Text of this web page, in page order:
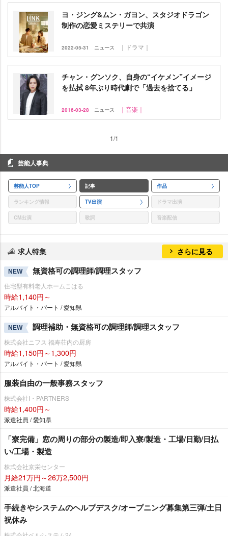
ヨ・ジング&ムン・ガヨン、スタジオドラゴン
制作の恋愛ミステリーで共演
2022-05-31 ニュース ｜ドラマ｜
チャン・グンソク、自身の“イケメン”イメージ
を払拭 8年ぶり時代劇で「過去を捨てる」
2016-03-28 ニュース ｜音楽｜
1/1
芸能人事典
芸能人TOP 記事 作品
ランキング情報 TV出演 ドラマ出演
CM出演 歌詞 音楽配信
求人特集 さらに見る
NEW 無資格可の調理師/調理スタッフ
住宅型有料老人ホームこはる
時給1,140円～
アルバイト・パート / 愛知県
NEW 調理補助・無資格可の調理師/調理スタッフ
株式会社ニフス 福寿荘内の厨房
時給1,150円～1,300円
アルバイト・パート / 愛知県
服装自由の一般事務スタッフ
株式会社I・PARTNERS
時給1,400円～
派遣社員 / 愛知県
「寮完備」窓の周りの部分の製造/即入寮/製造・工場/日勤/日払
い/工場・製造
株式会社京栄センター
月給21万円～26万2,500円
派遣社員 / 北海道
手続きやシステムのヘルプデスク/オープニング募集第三弾/土日
祝休み